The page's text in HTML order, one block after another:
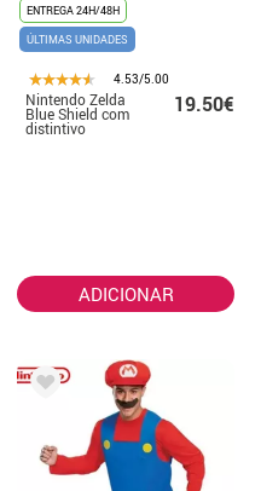
ENTREGA 24H/48H
ÚLTIMAS UNIDADES
4.53/5.00
Nintendo Zelda
Blue Shield com
distintivo
19.50€
ADICIONAR